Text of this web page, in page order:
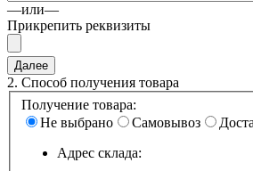
—или—
Прикрепить реквизиты
2. Способ получения товара
Получение товара:
Не выбрано
Самовывоз
Адрес склада: